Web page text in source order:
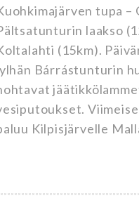
tupa –
laakso
(15km).
Bárrástunturin
Kilpisjärvelle